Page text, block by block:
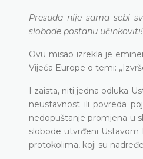
Presuda nije sama sebi
slobode postanu učinkoviti!
Ovu misao izrekla je
Vijeća Europe o temi:
I zaista, niti jedna odluka
neustavnost ili povreda
nedopuštanje promjena u
slobode utvrđeni Ustavom
protokolima, koji su